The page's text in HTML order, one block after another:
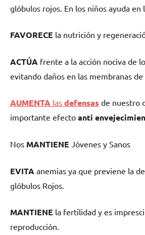
glóbulos rojos. En los niños ayuda en
FAVORECE la nutrición y
ACTÚA frente a la acción nociva de
evitando daños en las membranas de
AUMENTA las defensas de nuestro
importante efecto anti
Nos MANTIENE Jóvenes y Sanos
EVITA anemias ya que previene la
glóbulos Rojos.
MANTIENE la fertilidad y es
reproducción.